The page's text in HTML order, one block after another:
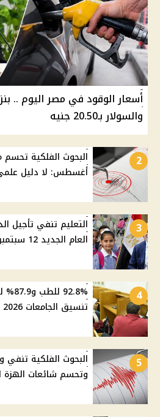
والسولار بـ20.50 جنيه
2
أغسطس: لا دليل
3
التعليم تنفي تأجيل
العام الجديد 12 سبتمبر والدولية 6 سبتمبر
4
تنسيق الجامعات 2026 وأماكن المرحلة الثانية
5
البحوث الفلكية تنفي
وتحسم شائعات الهزة